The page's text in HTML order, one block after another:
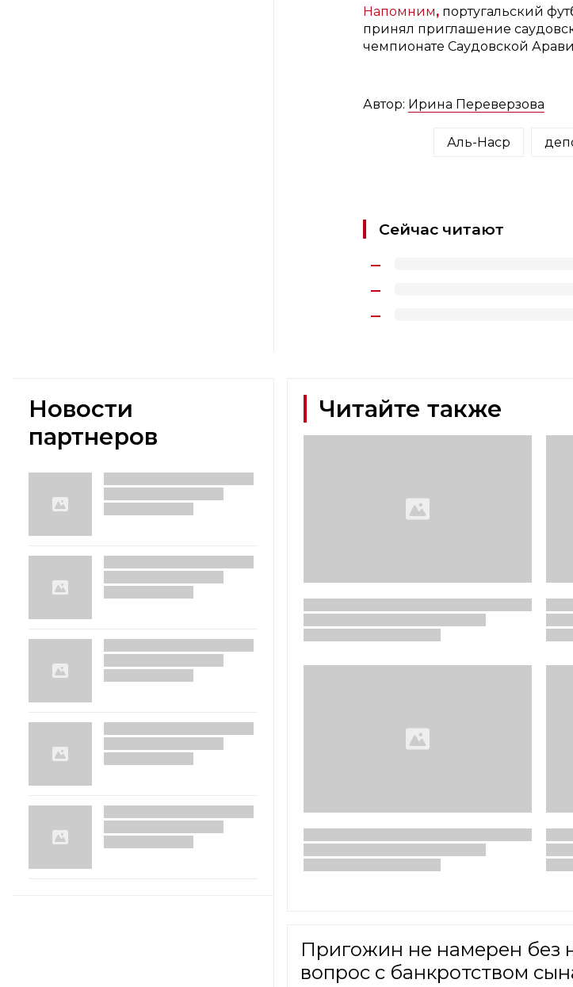
Напомним,португальский
принял приглашение
чемпионате Саудовской
Автор: Ирина Переверзова
Аль-Наср
Сейчас читают
Новости
партнеров
Читайте также
Пригожин не намерен без
вопрос с банкротством